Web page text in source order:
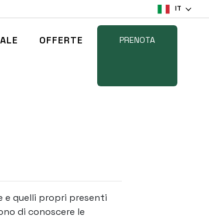
IT
OFFERTE PRENOTA
e quelli propri presenti
di conoscere le